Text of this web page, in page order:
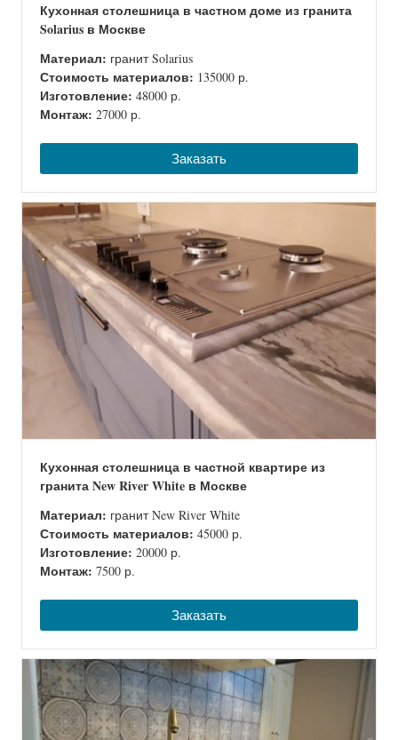
Кухонная столешница в частном доме из гранита
Solarius в Москве
Материал: гранит Solarius
Стоимость материалов: 135000 р.
Изготовление: 48000 р.
Монтаж: 27000 р.
Заказать
Кухонная столешница в частной квартире из
гранита New River White в Москве
Материал: гранит New River White
Стоимость материалов: 45000 р.
Изготовление: 20000 р.
Монтаж: 7500 р.
Заказать